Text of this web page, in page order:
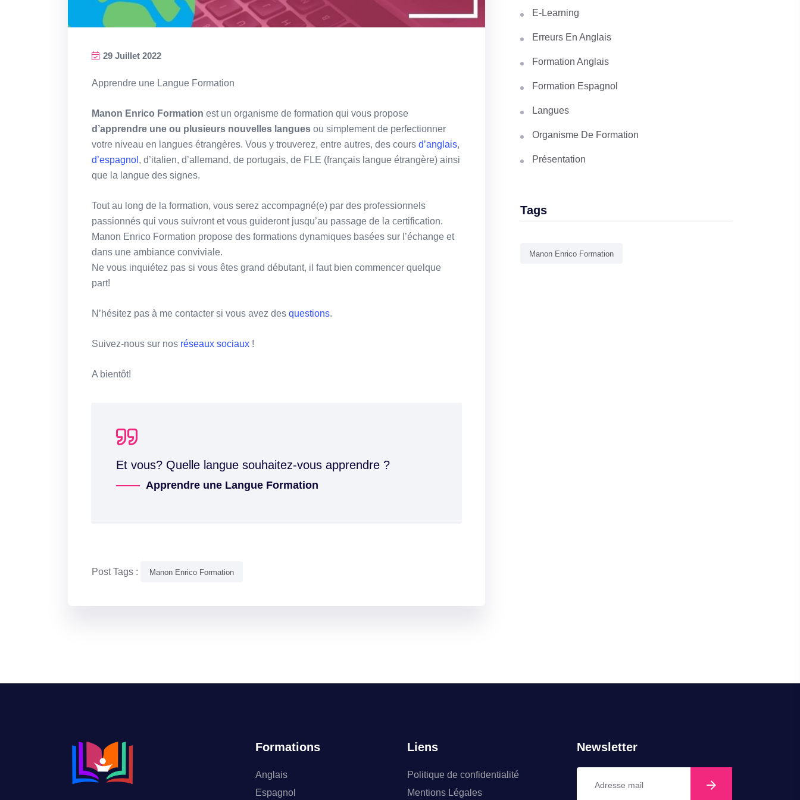
29 Juillet 2022
Apprendre une Langue Formation
Manon Enrico Formation est un organisme de formation qui vous propose
d’apprendre une ou plusieurs nouvelles langues ou simplement de perfectionner
votre niveau en langues étrangères. Vous y trouverez, entre autres, des cours d’anglais,
d’espagnol , d’italien, d’allemand, de portugais, de FLE (français langue étrangère) ainsi
que la langue des signes.
Tout au long de la formation, vous serez accompagné(e) par des professionnels
passionnés qui vous suivront et vous guideront jusqu’au passage de la certification.
Manon Enrico Formation propose des formations dynamiques basées sur l’échange et
dans une ambiance conviviale.
Ne vous inquiétez pas si vous êtes grand débutant, il faut bien commencer quelque
part!
N’hésitez pas à me contacter si vous avez des questions.
Suivez-nous sur nos réseaux sociaux !
A bientôt!
Et vous? Quelle langue souhaitez-vous apprendre ?
Apprendre une Langue Formation
Post Tags : Manon Enrico Formation
E-Learning
Erreurs En Anglais
Formation Anglais
Formation Espagnol
Langues
Organisme De Formation
Présentation
Tags
Manon Enrico Formation
Formations
Anglais
Espagnol
Liens
Politique de confidentialité
Mentions Légales
Newsletter